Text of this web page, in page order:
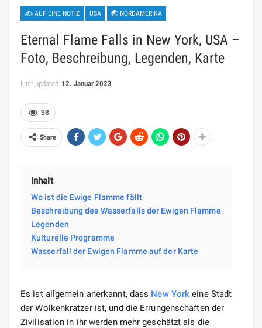
Es ist allgemein anerkannt, dassNew York
der Wolkenkratzer ist, und die Errungenschaften der
Zivilisation in ihr werden mehr geschätzt als die
Vorteile, die uns die Natur bietet.Pragmatische
Computertechnologie näher als der Magie jedes
Sonnenauf- und -untergangs, der Brandung und der
Sturheit eines winzigen Grashalms, der den Asphalt der
Metropole durchbricht. Aber dieses Stereotyp wird
zerstört, wenn Siein denChestnut Ridge Park kommen,
Wo ist dieEwige Flamme
fällt
Es befindet sich auf einer Fläche von 490 Hektar, 25 km
von der im Bundesstaat New York gelegenen Stadt
dieser Bäume, die auf denHügel n zwischen dem West
Branch Cazenovia Valley und der 18th Mile Bay und
unmittelbar neben dem Park wachsen. Während der